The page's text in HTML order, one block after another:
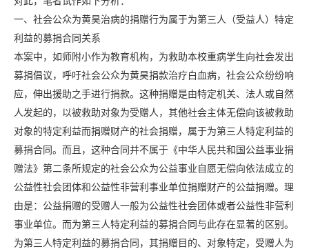
一、社会公众为黄昊治病的捐赠行为属于为第三人（受益人）特定
利益的募捐合同关系
本案中，如师附小作为教育机构，为救助本校重病学生向社会发出
募捐倡议，呼吁社会公众为黄昊捐款治疗白血病，社会公众纷纷响
应，伸出援助之手进行捐款。这种捐赠是由特定机关、法人或自然
人发起的，以被救助对象为受赠人，其他社会主体无偿向该被救助
对象的特定利益而捐赠财产的社会捐赠，属于为第三人特定利益的
募捐合同。而且，这种合同并不属于《中华人民共和国公益事业捐
赠法》第二条所规定的社会公众为公益事业自愿无偿向依法成立的
公益性社会团体和公益性非营利事业单位捐赠财产的公益捐赠。理
由是：公益捐赠的受赠人一般为公益性社会团体或者公益性非营利
事业单位。而为第三人特定利益的募捐合同与此存在显著的区别。
为第三人特定利益的募捐合同，其捐赠目的、对象特定，受赠人为